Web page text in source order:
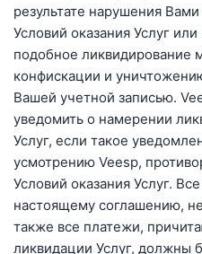
результате нарушения
Условий оказания Услуг
подобное ликвидирование
конфискации и
Вашей учетной записью.
уведомить о намерении
Услуг, если такое
усмотрению Veesp,
Условий оказания Услуг.
настоящему соглашению,
также все платежи,
ликвидации Услуг, должны